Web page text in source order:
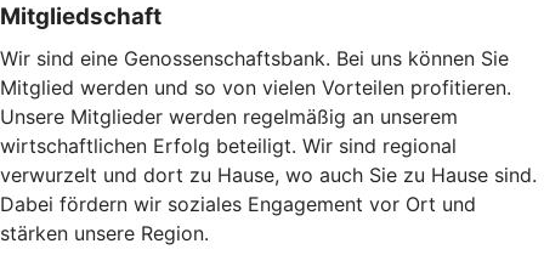
Mitgliedschaft
Wir sind eine Genossenschaftsbank. Bei uns können Sie
Mitglied werden und so von vielen Vorteilen profitieren.
Unsere Mitglieder werden regelmäßig an unserem
wirtschaftlichen Erfolg beteiligt. Wir sind regional
verwurzelt und dort zu Hause, wo auch Sie zu Hause sind.
Dabei fördern wir soziales Engagement vor Ort und
stärken unsere Region.